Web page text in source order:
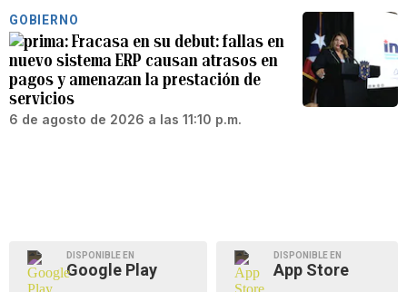
GOBIERNO
Fracasa en su debut: fallas en
nuevo sistema ERP causan atrasos en
pagos y amenazan la prestación de
servicios
6 de agosto de 2026 a las 11:10 p.m.
DISPONIBLE EN
Google Play
DISPONIBLE EN
App Store